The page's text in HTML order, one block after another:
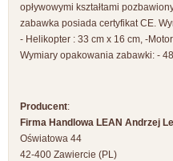
opływowymi kształtami
zabawka posiada certyfikat CE.
- Helikopter : 33 cm x 16 cm, -
Wymiary opakowania zabawki: -
Producent:
Firma Handlowa LEAN Andrzej
Oświatowa 44
42-400 Zawiercie (PL)